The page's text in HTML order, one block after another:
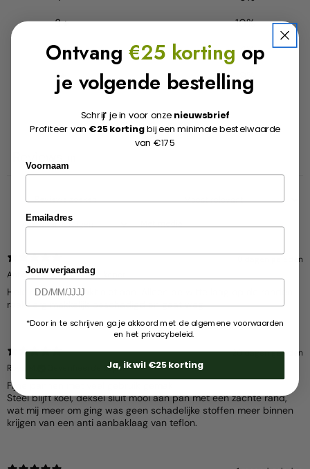
3
10%
2
4%
1
Schrijf een review
8 dagen geleden
Aafke P.
Geverifieerde koper
Hele mooie set. Bakt niet aan. Alleen de witte laag op de randen
raakt erg makkelijk beschadigd en gaat weg
20 dagen geleden
Roya M.
Geverifieerde koper
Fijne pannen met veel gebruik gemak.
Steel blijft koel, deksel sluit mooi aan pan met een zachte rand,
wat mij meer om ging was geen schadelijke stoffen meer binnen
krijgen van een anti aanbaklaag van teflon.
Ontvang €25 korting op
je volgende bestelling
Schrijf je in voor onze nieuwsbrief
Profiteer van €25 kortingbij een minimale bestelwaarde
van €175
Voornaam
Emailadres
Jouw verjaardag
*Door in te schrijven ga je akkoord met de algemene voorwaarden
en het privacybeleid.
Ja, ik wil €25 korting